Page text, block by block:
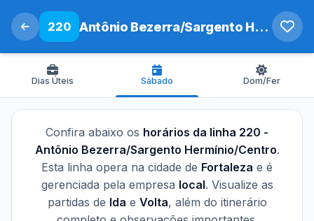
220 Antônio Bezerra/Sargento Hermínio/Centro
Dias Úteis Sábado Dom/Fer
Confira abaixo os horários da linha 220 -
Antônio Bezerra/Sargento Hermínio/Centro.
Esta linha opera na cidade de Fortaleza e é
gerenciada pela empresa local. Visualize as
partidas de Ida e Volta, além do itinerário